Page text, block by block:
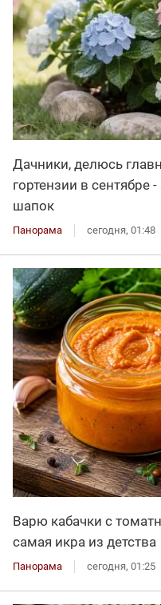
Дачники, делюсь
гортензии в сентябре
шапок
Панорама сегодня, 01:48
Варю кабачки с
самая икра из детства
Панорама сегодня, 01:25